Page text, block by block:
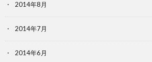
2014年8月
2014年7月
2014年6月